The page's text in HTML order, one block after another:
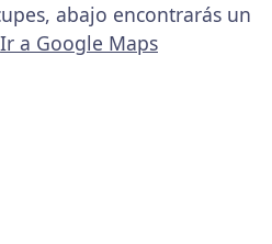
abajo encontrarás un
Ir a Google Maps